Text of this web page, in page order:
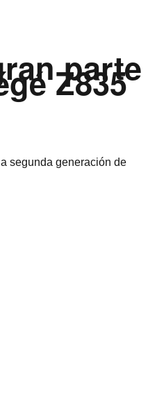
parte
Z835
segunda generación de